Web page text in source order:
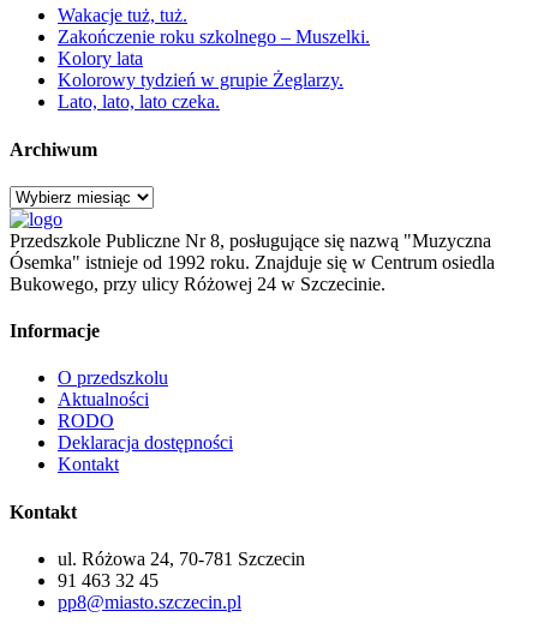
Wakacje tuż, tuż.
Zakończenie roku szkolnego – Muszelki.
Kolory lata
Kolorowy tydzień w grupie Żeglarzy.
Lato, lato, lato czeka.
Archiwum
Archiwum
Przedszkole Publiczne Nr 8, posługujące się nazwą "Muzyczna
Ósemka" istnieje od 1992 roku. Znajduje się w Centrum osiedla
Bukowego, przy ulicy Różowej 24 w Szczecinie.
Informacje
O przedszkolu
Aktualności
RODO
Deklaracja dostępności
Kontakt
Kontakt
ul. Różowa 24, 70-781 Szczecin
91 463 32 45
pp8@miasto.szczecin.pl